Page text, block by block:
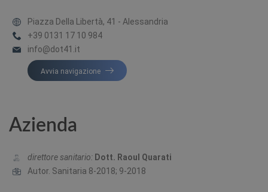
Piazza Della Libertà, 41 - Alessandria
+39 0131 17 10 984
info@dot41.it
Avvia navigazione
Azienda
direttore sanitario: Dott. Raoul Quarati
Autor. Sanitaria 8-2018; 9-2018